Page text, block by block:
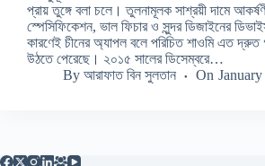
প্রায় তুঙ্গে বলা চলে। তুলনামূলক সাশ্রয়ী দামে
স্পেসিফিকেশন, ভাল ফিচার ও সুন্দর ডিজাইনের
কারণেই চীনের অ্যাপল বলে পরিচিত শাওমি এত দ্রুত
উঠতে পেরেছে। ২০১৫ সালের ডিসেম্বরে…
By আরাফাত বিন সুলতান On